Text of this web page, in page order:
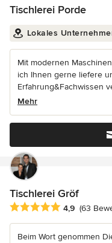
Tischlerei Porde
Lokales
Mit modernen
ich Ihnen gerne liefere
Erfahrung&Fachwissen
Mehr
Tischlerei Gröf
Durchschnittliche
4,9 (63
Beim Wort genommen